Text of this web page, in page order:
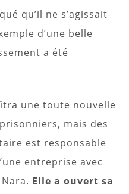
qu’il ne s’agissait
d’une belle
a été
une toute nouvelle
mais des
est responsable
entreprise avec
Elle a ouvert sa